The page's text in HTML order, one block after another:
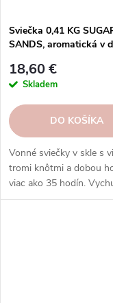
Sviečka 0,41 KG
SANDS, aromatická v
18,60 €
Skladem
DO KOŠÍKA
Vonné sviečky v skle s
tromi knôtmi a dobou
viac ako 35 hodín.
si rozmanitosť vôní a